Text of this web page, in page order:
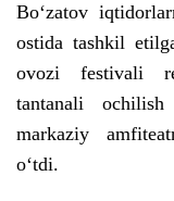
Boʻzatov
ostida tashkil
ovozi festivali
tantanali
markaziy
oʻtdi.